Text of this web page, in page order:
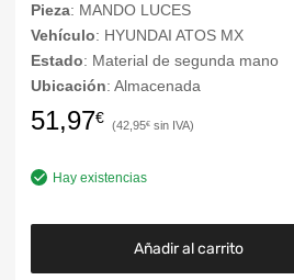
Pieza: MANDO LUCES
Vehículo: HYUNDAI ATOS MX
Estado: Material de segunda mano
Ubicación: Almacenada
51,97€ 42,95€
Hay existencias
Añadir al carrito